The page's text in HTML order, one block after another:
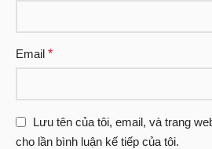
Email *
Lưu tên của tôi, email, và trang
cho lần bình luận kế tiếp của tôi.